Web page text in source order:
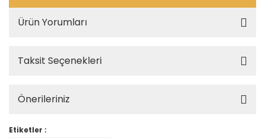
Ürün Yorumları
Taksit Seçenekleri
Önerileriniz
Etiketler :